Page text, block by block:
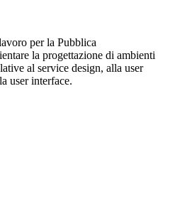
per la Pubblica
la progettazione di ambienti
al service design, alla user
user interface.